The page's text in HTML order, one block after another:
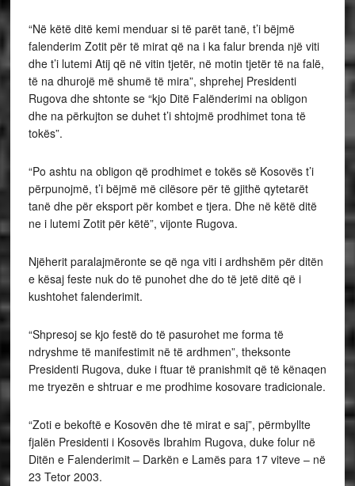
“Në këtë ditë kemi menduar si të parët tanë, t’i bëjmë
falenderim Zotit për të mirat që na i ka falur brenda një viti
dhe t’i lutemi Atij që në vitin tjetër, në motin tjetër të na falë,
të na dhurojë më shumë të mira”, shprehej Presidenti
Rugova dhe shtonte se “kjo Ditë Falënderimi na obligon
dhe na përkujton se duhet t’i shtojmë prodhimet tona të
tokës”.
“Po ashtu na obligon që prodhimet e tokës së Kosovës t’i
përpunojmë, t’i bëjmë më cilësore për të gjithë qytetarët
tanë dhe për eksport për kombet e tjera. Dhe në këtë ditë
ne i lutemi Zotit për këtë”, vijonte Rugova.
Njëherit paralajmëronte se që nga viti i ardhshëm për ditën
e kësaj feste nuk do të punohet dhe do të jetë ditë që i
kushtohet falenderimit.
“Shpresoj se kjo festë do të pasurohet me forma të
ndryshme të manifestimit në të ardhmen”, theksonte
Presidenti Rugova, duke i ftuar të pranishmit që të kënaqen
me tryezën e shtruar e me prodhime kosovare tradicionale.
“Zoti e bekoftë e Kosovën dhe të mirat e saj”, përmbyllte
fjalën Presidenti i Kosovës Ibrahim Rugova, duke folur në
Ditën e Falenderimit – Darkën e Lamës para 17 viteve – në
23 Tetor 2003.